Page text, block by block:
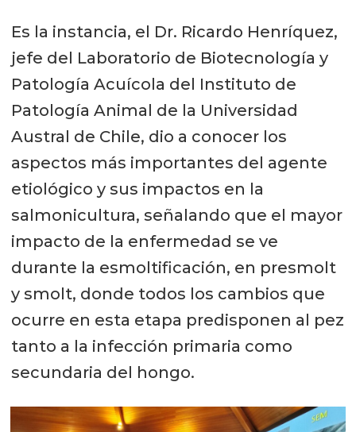
Es la instancia, el Dr. Ricardo Henríquez,
jefe del Laboratorio de Biotecnología y
Patología Acuícola del Instituto de
Patología Animal de la Universidad
Austral de Chile, dio a conocer los
aspectos más importantes del agente
etiológico y sus impactos en la
salmonicultura, señalando que el mayor
impacto de la enfermedad se ve
durante la esmoltificación, en presmolt
y smolt, donde todos los cambios que
ocurre en esta etapa predisponen al pez
tanto a la infección primaria como
secundaria del hongo.